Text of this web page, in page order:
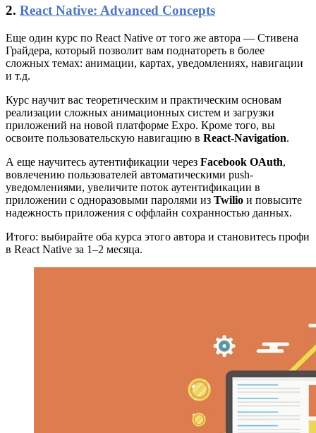
2. React Native: Advanced Concepts
Еще один курс по React Native от того же автора — Стивена
Грайдера, который позволит вам поднатореть в более
сложных темах: анимации, картах, уведомлениях, навигации
и т.д.
Курс научит вас теоретическим и практическим основам
реализации сложных анимационных систем и загрузки
приложений на новой платформе Expo. Кроме того, вы
освоите пользовательскую навигацию в React-Navigation.
А еще научитесь аутентификации через Facebook OAuth,
вовлечению пользователей автоматическими push-
уведомлениями, увеличите поток аутентификации в
приложении с одноразовыми паролями из Twilio и повысите
надежность приложения с оффлайн сохранностью данных.
Итого: выбирайте оба курса этого автора и становитесь профи
в React Native за 1–2 месяца.